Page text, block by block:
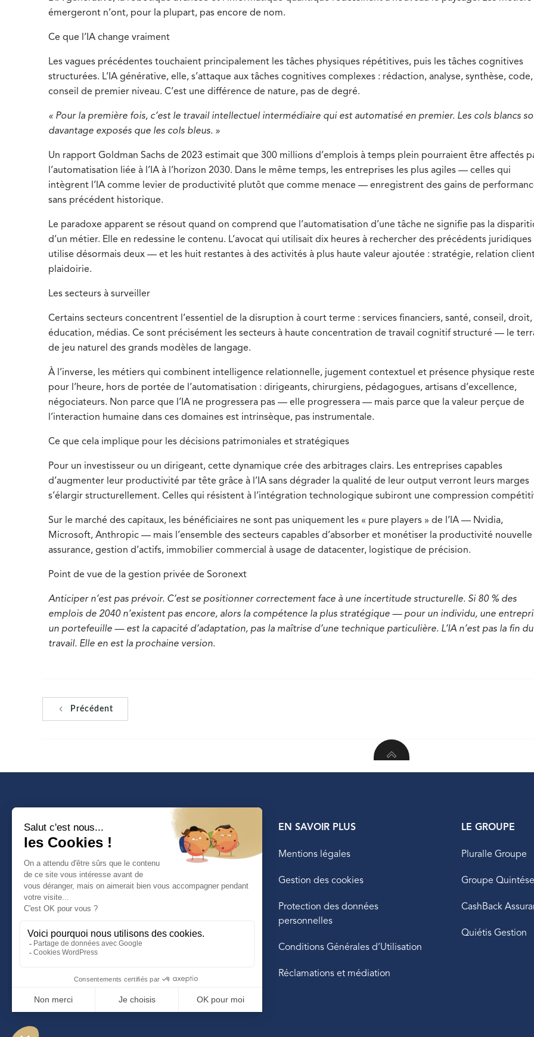
émergeront n’ont, pour la plupart, pas encore de nom.
Ce que l’IA change vraiment
Les vagues précédentes touchaient principalement les tâches physiques répétitives, puis les tâches cognitives
structurées. L’IA générative, elle, s’attaque aux tâches cognitives complexes : rédaction, analyse, synthèse, code,
conseil de premier niveau. C’est une différence de nature, pas de degré.
« Pour la première fois, c’est le travail intellectuel intermédiaire qui est automatisé en premier. Les cols blancs
davantage exposés que les cols bleus. »
Un rapport Goldman Sachs de 2023 estimait que 300 millions d’emplois à temps plein pourraient être affectés
l’automatisation liée à l’IA à l’horizon 2030. Dans le même temps, les entreprises les plus agiles — celles qui
intègrent l’IA comme levier de productivité plutôt que comme menace — enregistrent des gains de
sans précédent historique.
Le paradoxe apparent se résout quand on comprend que l’automatisation d’une tâche ne signifie pas la
d’un métier. Elle en redessine le contenu. L’avocat qui utilisait dix heures à rechercher des précédents juridiques
utilise désormais deux — et les huit restantes à des activités à plus haute valeur ajoutée : stratégie, relation
plaidoirie.
Les secteurs à surveiller
Certains secteurs concentrent l’essentiel de la disruption à court terme : services financiers, santé, conseil, droit,
éducation, médias. Ce sont précisément les secteurs à haute concentration de travail cognitif structuré — le
de jeu naturel des grands modèles de langage.
À l’inverse, les métiers qui combinent intelligence relationnelle, jugement contextuel et présence physique
pour l’heure, hors de portée de l’automatisation : dirigeants, chirurgiens, pédagogues, artisans d’excellence,
négociateurs. Non parce que l’IA ne progressera pas — elle progressera — mais parce que la valeur perçue de
l’interaction humaine dans ces domaines est intrinsèque, pas instrumentale.
Ce que cela implique pour les décisions patrimoniales et stratégiques
Pour un investisseur ou un dirigeant, cette dynamique crée des arbitrages clairs. Les entreprises capables
d’augmenter leur productivité par tête grâce à l’IA sans dégrader la qualité de leur output verront leurs marges
s’élargir structurellement. Celles qui résistent à l’intégration technologique subiront une compression
Sur le marché des capitaux, les bénéficiaires ne sont pas uniquement les « pure players » de l’IA — Nvidia,
Microsoft, Anthropic — mais l’ensemble des secteurs capables d’absorber et monétiser la productivité nouvelle
assurance, gestion d’actifs, immobilier commercial à usage de datacenter, logistique de précision.
Point de vue de la gestion privée de Soronext
Anticiper n’est pas prévoir. C’est se positionner correctement face à une incertitude structurelle. Si 80 % des
emplois de 2040 n’existent pas encore, alors la compétence la plus stratégique — pour un individu, une
un portefeuille — est la capacité d’adaptation, pas la maîtrise d’une technique particulière. L’IA n’est pas la fin du
travail. Elle en est la prochaine version.
Précédent
54 rue Beaubourg – 75003 Paris
contact@soronext.fr
EN SAVOIR PLUS
Mentions légales
Gestion des cookies
Protection des données
personnelles
Conditions Générales d’Utilisation
Réclamations et médiation
LE GROUPE
Pluralle Groupe
Groupe
CashBack
Quiétis Gestion